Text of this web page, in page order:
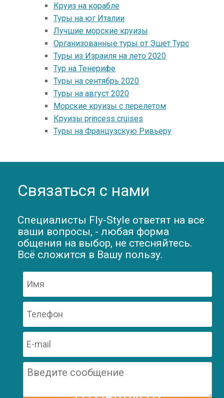
Круиз на корабле
Туры на юг Италии
Лучшие морские круизы
Организованные туры от Эшет Турс
Туры из Израиля на лето 2020
Тур на Тенерифе
Туры на сентябрь 2020
Туры на август 2020
Морские круизы с перелетом
Круизы princess cruises
Туры на Французскую Ривьеру
Связаться с нами
Специалисты Fly-Style ответят на все
ваши вопросы, - любая форма
общения на выбор, не стесняйтесь.
Всё сложится в Вашу пользу.